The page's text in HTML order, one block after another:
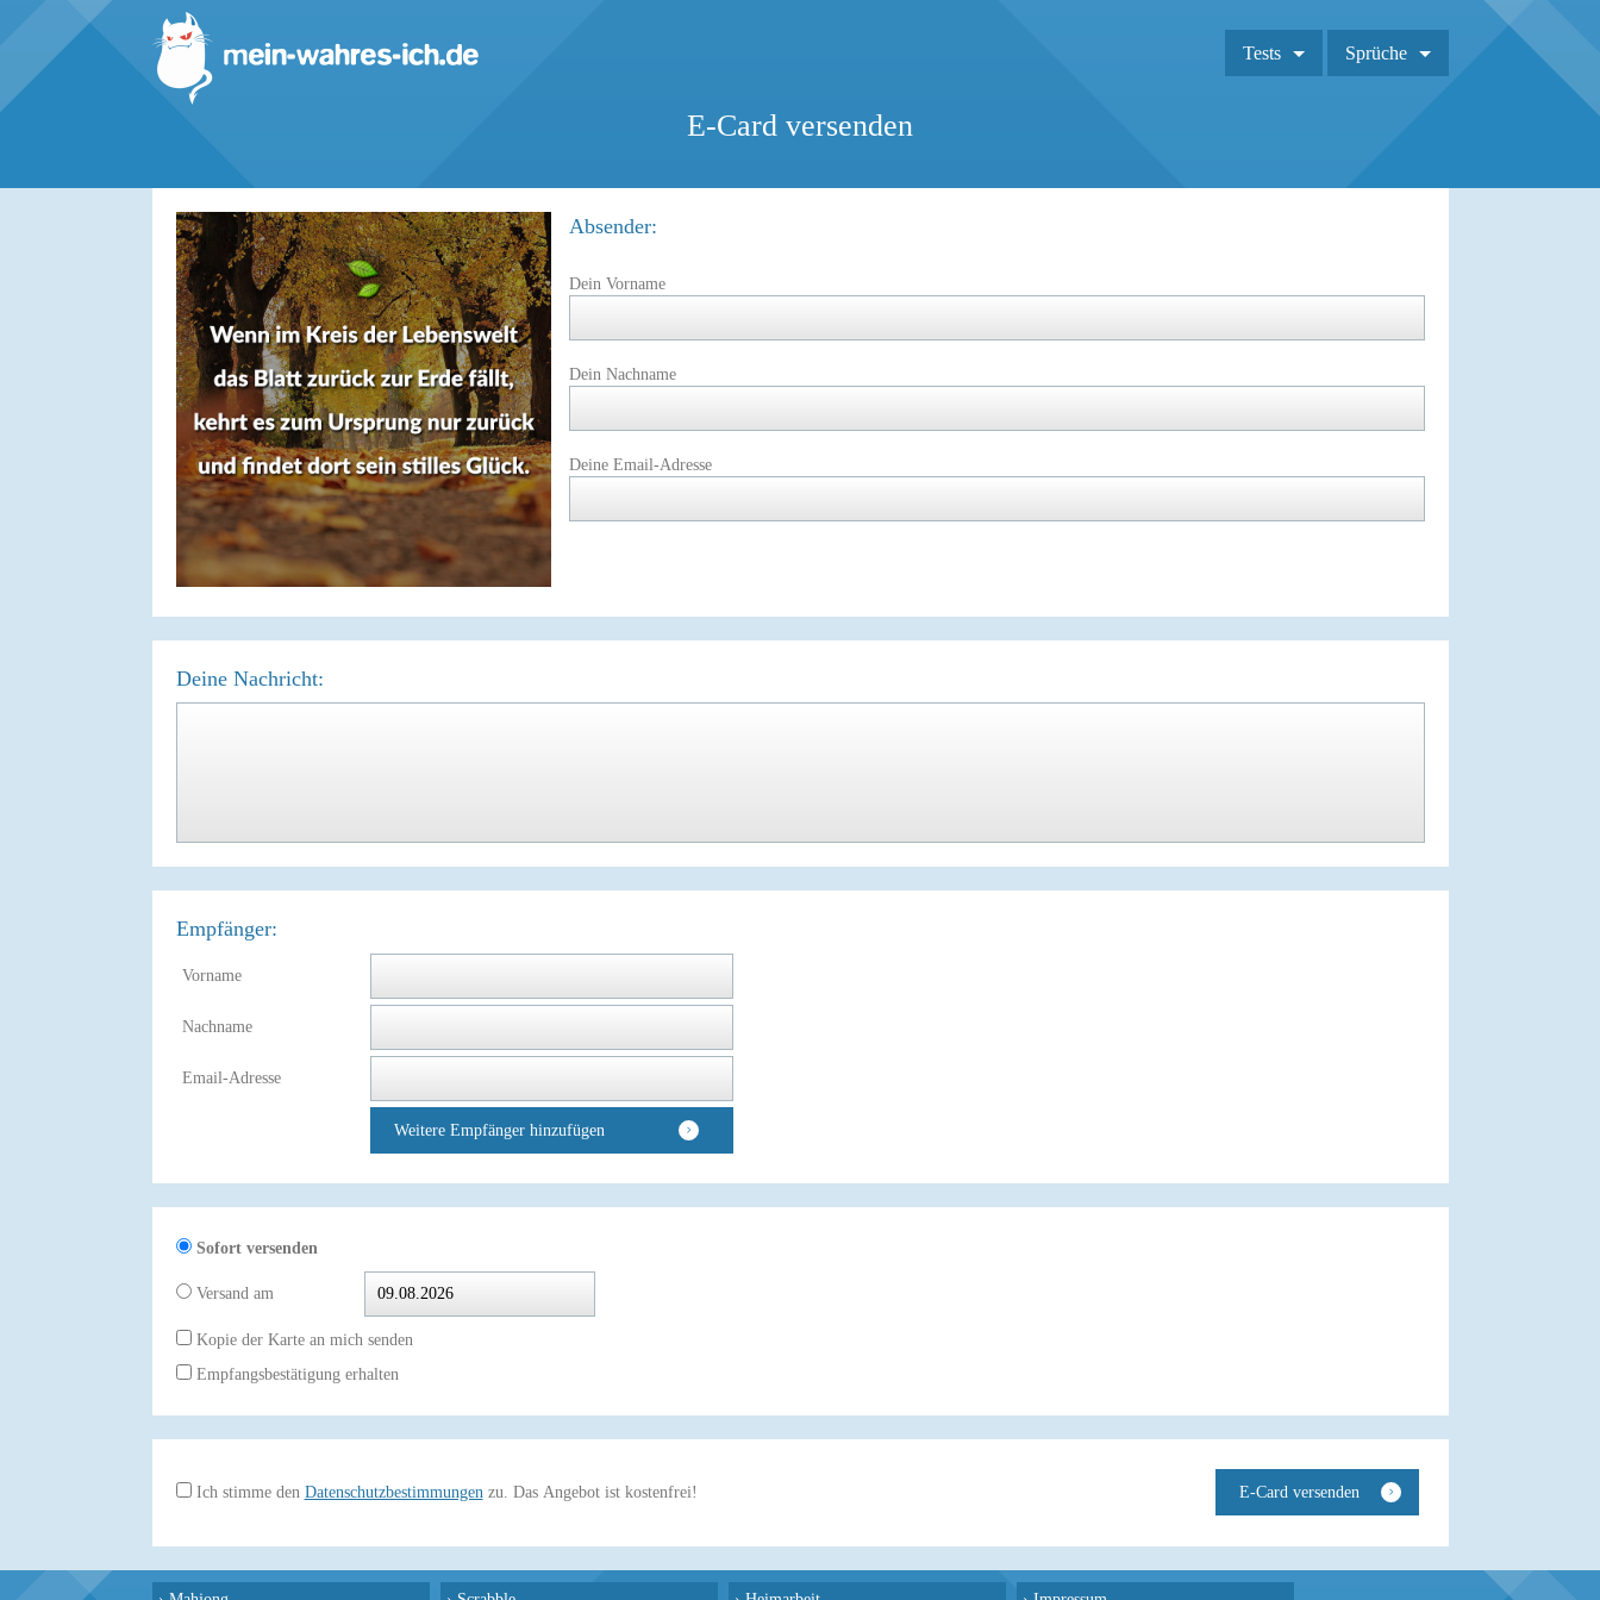
Tests Sprüche
E-Card versenden
Absender:
Dein Vorname
Dein Nachname
Deine Email-Adresse
Deine Nachricht:
Empfänger:
Vorname
Nachname
Email-Adresse
Weitere Empfänger hinzufügen
Sofort versenden
Versand am
Kopie der Karte an mich senden
Empfangsbestätigung erhalten
Ich stimme den Datenschutzbestimmungen zu. Das Angebot ist kostenfrei!